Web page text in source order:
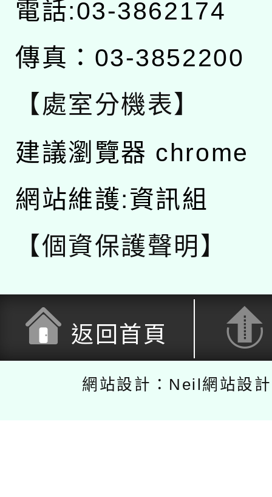
電話:03-3862174
傳真：03-3852200
【處室分機表】
建議瀏覽器 chrome
網站維護:資訊組
【個資保護聲明】
返回首頁
網站設計：Neil網站設